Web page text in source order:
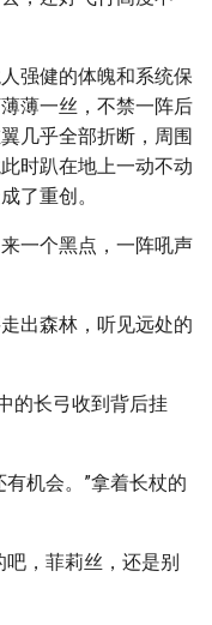
强健的体魄和系统保
薄一丝，不禁一阵后
几乎全部折断，周围
时趴在地上一动不动
了重创。
一个黑点，一阵吼声
出森林，听见远处的
的长弓收到背后挂
机会。”拿着长杖的
吧，菲莉丝，还是别